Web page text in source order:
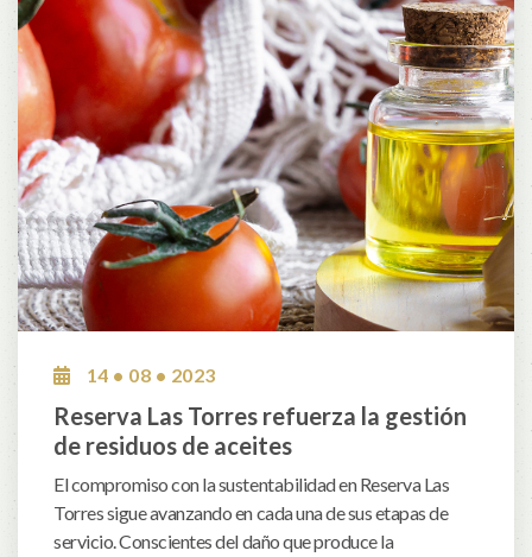
14 • 08 • 2023
Reserva Las Torres refuerza la gestión
de residuos de aceites
El compromiso con la sustentabilidad en Reserva Las
Torres sigue avanzando en cada una de sus etapas de
servicio. Conscientes del daño que produce la